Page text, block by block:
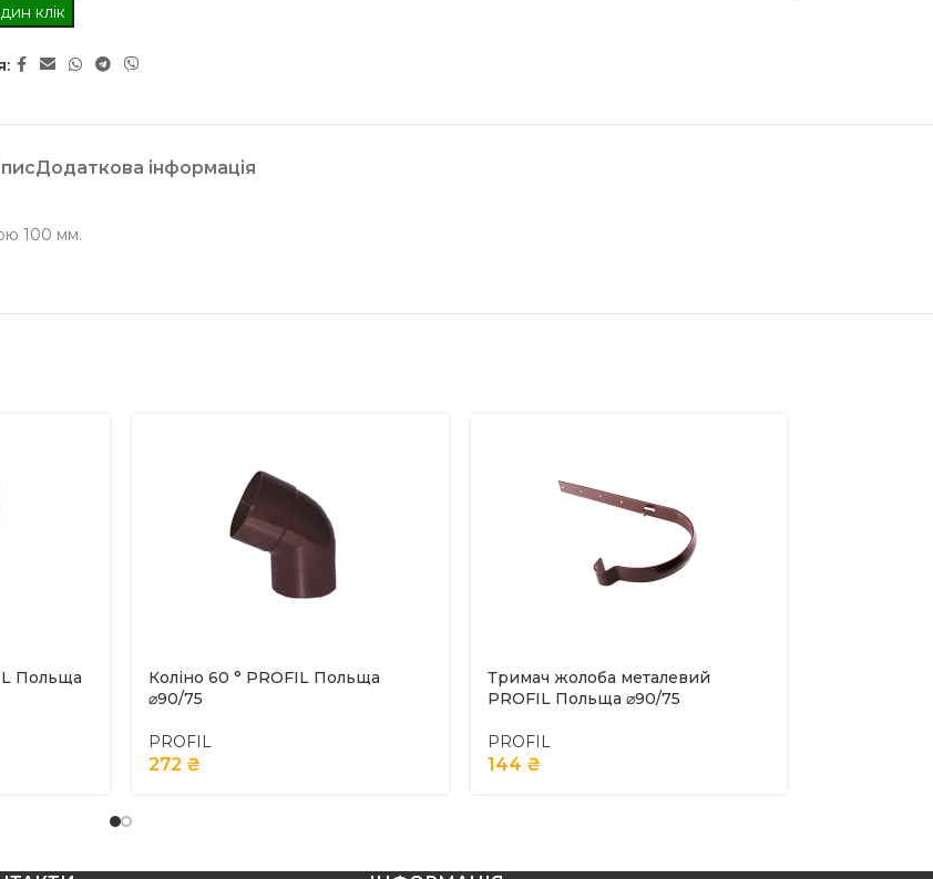
клік
Додаткова інформація
100 мм.
Польща
Коліно 60 ° PROFIL Польща
⌀90/75
PROFIL
272 ₴
Тримач жолоба металевий
PROFIL Польща ⌀90/75
PROFIL
144 ₴